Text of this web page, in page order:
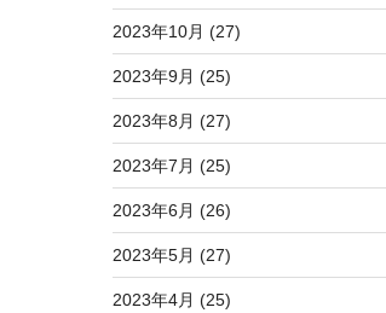
2023年10月 (27)
2023年9月 (25)
2023年8月 (27)
2023年7月 (25)
2023年6月 (26)
2023年5月 (27)
2023年4月 (25)